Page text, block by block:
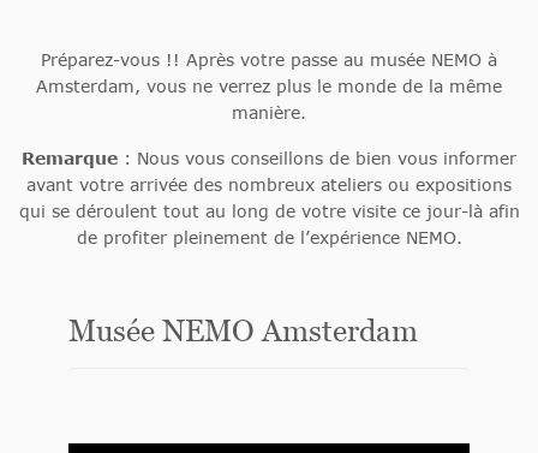
Préparez-vous !! Après votre passe au musée NEMO à
Amsterdam, vous ne verrez plus le monde de la même
manière.
Remarque : Nous vous conseillons de bien vous informer
avant votre arrivée des nombreux ateliers ou expositions
qui se déroulent tout au long de votre visite ce jour-là afin
de profiter pleinement de l’expérience NEMO.
Musée NEMO Amsterdam